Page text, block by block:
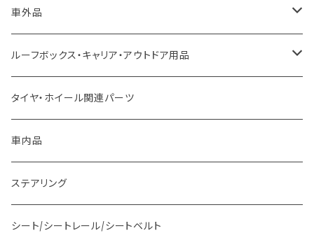
トヨタ車用 ボス
ニッサン車用 ボス
ホンダ車用 ボス
マツダ車用 ボス
ミツビシ車用 ボス
スバル車用 ボス
車外品
LED、HID、ハロゲン、ポジション
ルーフボックス・キャリア・アウトドア用品
その他
ステー
バー
フック
タイヤ・ホイール関連パーツ
車内品
ステアリング
シート/シートレール/シートベルト